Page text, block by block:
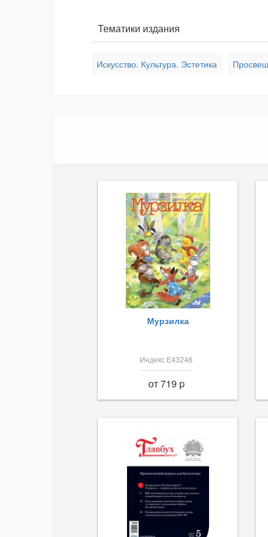
Тематики издания
Искусство. Культура. Эстетика
Мурзилка
Индекс Е43246
от 719 p